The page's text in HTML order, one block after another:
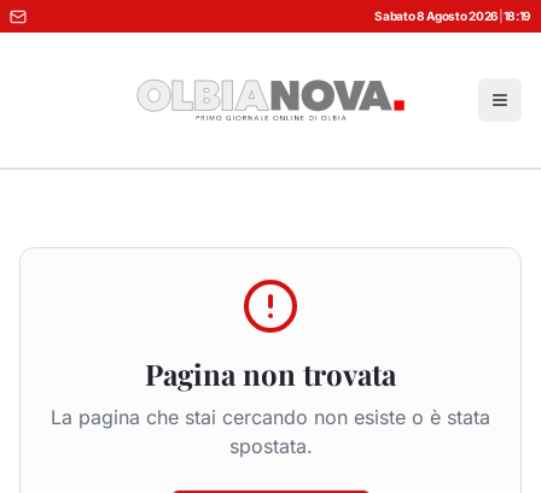
Sabato 8 Agosto 2026 18:19
Pagina non trovata
La pagina che stai cercando non esiste o è stata
spostata.